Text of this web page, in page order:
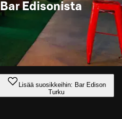
Edisonista
Lisää suosikkeihin: Bar Edison
Turku